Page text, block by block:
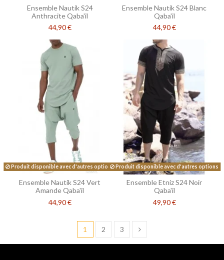
Ensemble Nautik S24
Anthracite Qaba'il
44,90 €
Ensemble Nautik S24 Blanc
Qaba'il
44,90 €
Produit disponible avec d'autres options
Ensemble Nautik S24 Vert
Amande Qaba'il
44,90 €
Produit disponible avec d'autres options
Ensemble Etniz S24 Noir
Qaba'il
49,90 €
1 2 3